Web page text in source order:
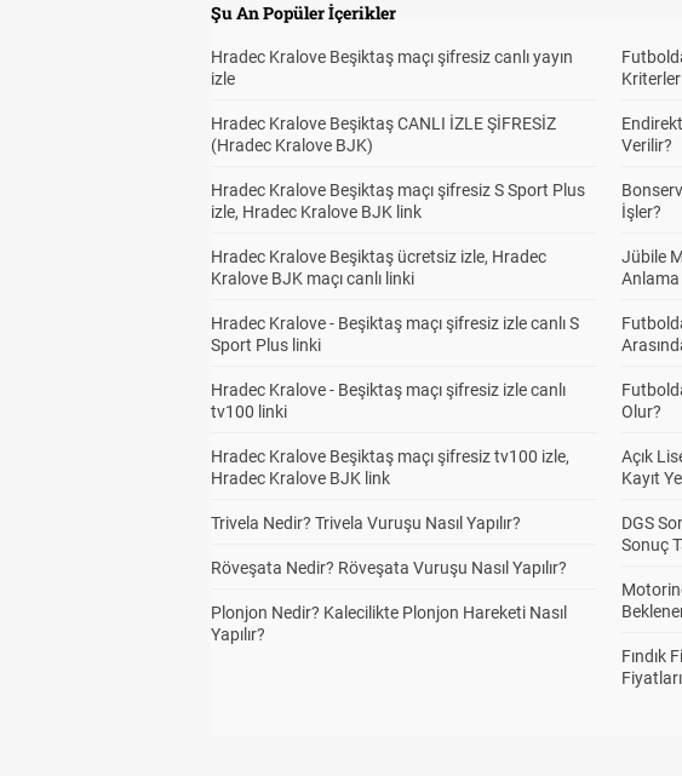
Şu An Popüler İçerikler
Hradec Kralove Beşiktaş maçı şifresiz canlı yayın
izle
Hradec Kralove Beşiktaş CANLI İZLE ŞİFRESİZ
(Hradec Kralove BJK)
Hradec Kralove Beşiktaş maçı şifresiz S Sport Plus
izle, Hradec Kralove BJK link
Hradec Kralove Beşiktaş ücretsiz izle, Hradec
Kralove BJK maçı canlı linki
Hradec Kralove - Beşiktaş maçı şifresiz izle canlı S
Sport Plus linki
Hradec Kralove - Beşiktaş maçı şifresiz izle canlı
tv100 linki
Hradec Kralove Beşiktaş maçı şifresiz tv100 izle,
Hradec Kralove BJK link
Trivela Nedir? Trivela Vuruşu Nasıl Yapılır?
Röveşata Nedir? Röveşata Vuruşu Nasıl Yapılır?
Plonjon Nedir? Kalecilikte Plonjon Hareketi Nasıl
Yapılır?
Verilir?
İşler?
Jübile
Anlama
Olur?
Açık
Kayıt
DGS
Sonuç
Fındık